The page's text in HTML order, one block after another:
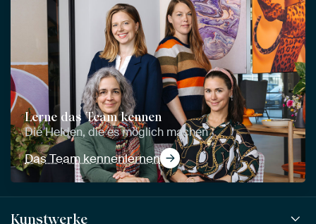
Lerne das Team kennen
Die Helden, die es möglich machen
Das Team kennenlernen
Kunstwerke